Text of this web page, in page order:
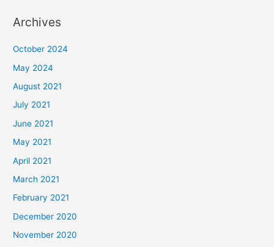
Archives
October 2024
May 2024
August 2021
July 2021
June 2021
May 2021
April 2021
March 2021
February 2021
December 2020
November 2020